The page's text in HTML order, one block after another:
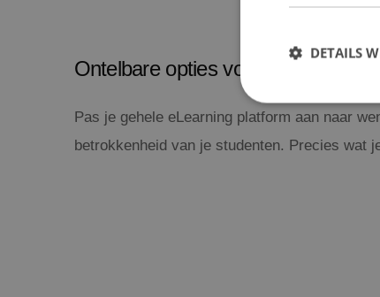
Ontelbare opties voor eigen
Pas je gehele eLearning platform aan naar
betrokkenheid van je studenten. Precies wat
DETAILS